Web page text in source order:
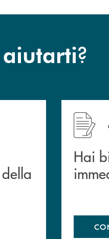
aiutarti?
della Bcc
della
Hai
Hai